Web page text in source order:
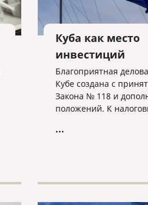
Куба как место
инвестиций
Благоприятная
Кубе создана с
Закона № 118 и
положений. К
преимущества,
...